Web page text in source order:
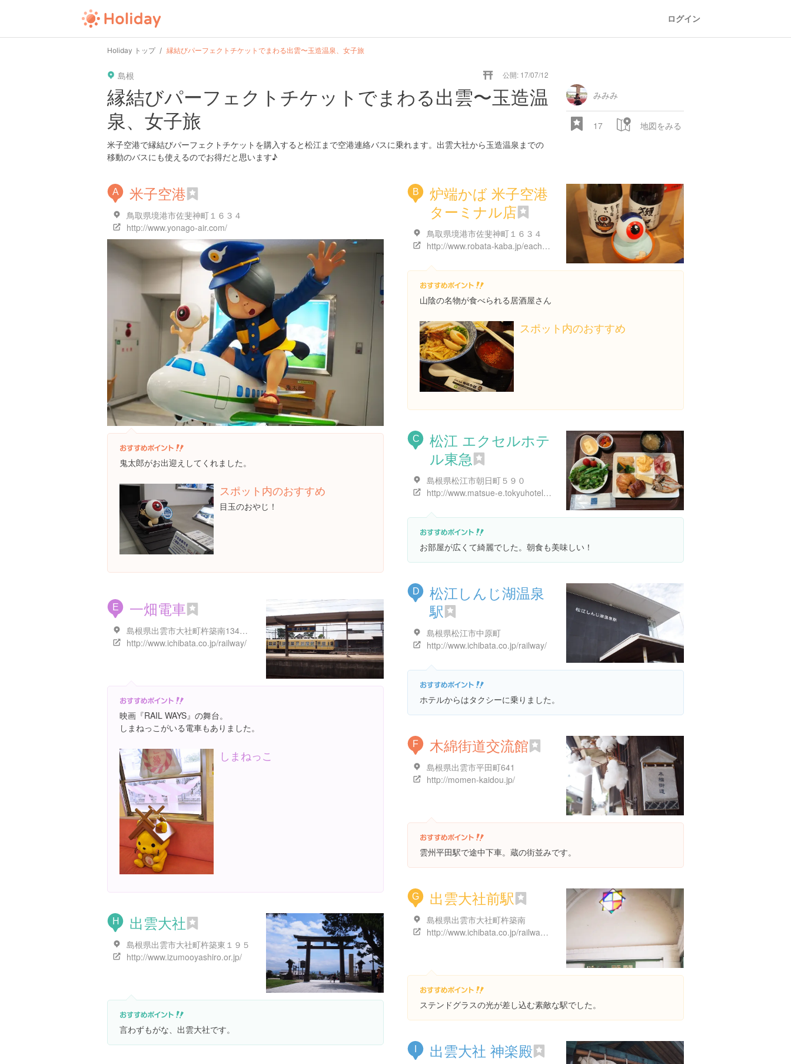
ログイン
Holiday トップ 縁結びパーフェクトチケットでまわる出雲〜玉造温泉、女子旅
島根 公開: 17/07/12
縁結びパーフェクトチケットでまわる出雲〜玉造温
泉、女子旅
米子空港で縁結びパーフェクトチケットを購入すると松江まで空港連絡バスに乗れます。出雲大社から玉造温泉までの
移動のバスにも使えるのでお得だと思います♪
みみみ
17 地図をみる
A 米子空港
鳥取県境港市佐斐神町１６３４
http://www.yonago-air.com/
鬼太郎がお出迎えしてくれました。
スポット内のおすすめ
目玉のおやじ！
B
炉端かば 米子空港
ターミナル店
鳥取県境港市佐斐神町１６３４
http://www.robata-kaba.jp/each_store_info/%E7%82%89%E7%AB%AF%E3%81%8B%E3%81%B0-%E7%B1%B3%E5%AD%90%E7%A9%BA%E6%B8%AF%E3%82%BF%E3%83%BC%E3%83%9F%E3%83%8A%E3%83%AB%E5%BA%97/
山陰の名物が食べられる居酒屋さん
スポット内のおすすめ
C
松江 エクセルホテ
ル東急
島根県松江市朝日町５９０
http://www.matsue-e.tokyuhotels.co.jp/
お部屋が広くて綺麗でした。朝食も美味しい！
D
松江しんじ湖温泉
駅
島根県松江市中原町
http://www.ichibata.co.jp/railway/
ホテルからはタクシーに乗りました。
E 一畑電車
島根県出雲市大社町杵築南1346-9
http://www.ichibata.co.jp/railway/
映画『RAIL WAYS』の舞台。
しまねっこがいる電車もありました。
しまねっこ
F 木綿街道交流館
島根県出雲市平田町641
http://momen-kaidou.jp/
雲州平田駅で途中下車。蔵の街並みです。
G 出雲大社前駅
島根県出雲市大社町杵築南
http://www.ichibata.co.jp/railway/operate/stations/00.html
ステンドグラスの光が差し込む素敵な駅でした。
H 出雲大社
島根県出雲市大社町杵築東１９５
http://www.izumooyashiro.or.jp/
言わずもがな、出雲大社です。
出雲大社 神楽殿